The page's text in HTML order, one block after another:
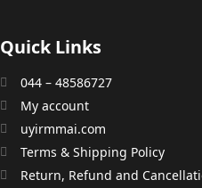
Quick Links
044 – 48586727
My account
uyirmmai.com
Terms & Shipping Policy
Return, Refund and